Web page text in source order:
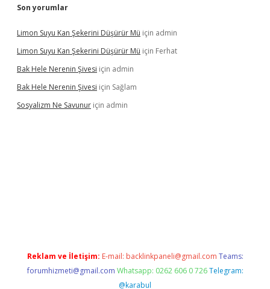
Son yorumlar
Limon Suyu Kan Şekerini Düşürür Mü için admin
Limon Suyu Kan Şekerini Düşürür Mü için Ferhat
Bak Hele Nerenin Şivesi için admin
Bak Hele Nerenin Şivesi için Sağlam
Sosyalizm Ne Savunur için admin
Reklam ve İletişim: E-mail: backlinkpaneli@gmail.com Teams:
forumhizmeti@gmail.com Whatsapp: 0262 606 0 726 Telegram:
@karabul